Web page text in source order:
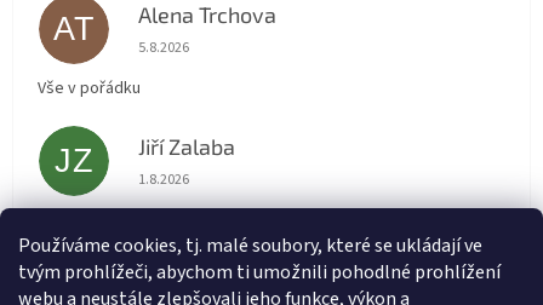
Používáme cookies, tj. malé soubory, které se ukládají ve
tvým prohlížeči, abychom ti umožnili pohodlné prohlížení
webu a neustále zlepšovali jeho funkce, výkon a
AT Alena Trchova
Hodnocení obchodu je 5 z 5 hvězdiček.
5.8.2026
Vše v pořádku
JZ Jiří Zalaba
Hodnocení obchodu je 5 z 5 hvězdiček.
1.8.2026
L Lída